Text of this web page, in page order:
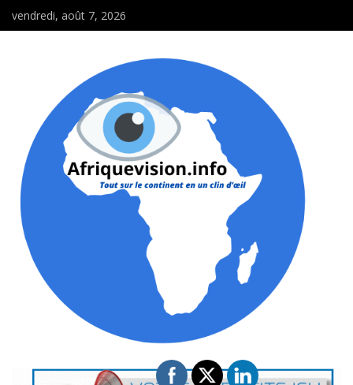
vendredi, août 7, 2026